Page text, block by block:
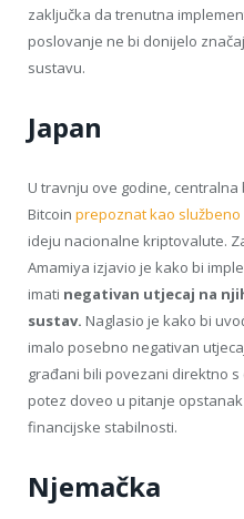
zaključka da trenutna
poslovanje ne bi donijelo
sustavu.
Japan
U travnju ove godine,
Bitcoin prepoznat kao
ideju nacionalne kriptovalute.
Amamiya izjavio je kako bi
imati negativan utjecaj na
sustav. Naglasio je kako bi
imalo posebno negativan
građani bili povezani direktno
potez doveo u pitanje
financijske stabilnosti.
Njemačka